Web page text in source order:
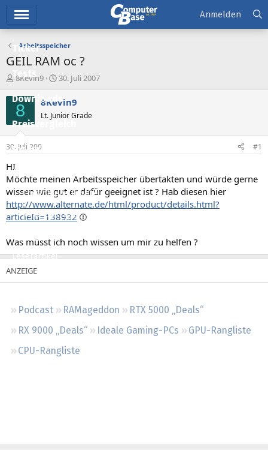
Ticker
Tests
Downloads
Preisvergleich
Forum
Aktuelles
Empfohlene Inhalte
Neue Beiträge
Leserartikel
Podcast RAMageddon
RTX 5000 „Deals“
RX 9000 „Deals“
Ideale Gaming-PCs
GPU-Rangliste
CPU-Rangliste
Anmelden
Arbeitsspeicher
GEIL RAM oc ?
E
s
t
e
e
r
8Kevin9
E
s
e
t
30. Juli 2007
8 8Kevin9
Lt. Junior Grade
30. Juli 2007 #1
HI
Möchte meinen Arbeitsspeicher übertakten und würde gerne
wissen wie gut er dafür geeignet ist ? Hab diesen hier
http://www.alternate.de/html/product/details.html?
articleId=138932
Was müsst ich noch wissen um mir zu helfen ?